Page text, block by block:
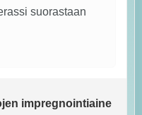
suorastaan
impregnointiaine